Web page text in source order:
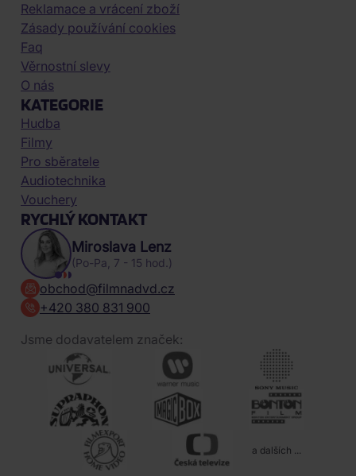
Reklamace a vrácení zboží
Zásady používání cookies
Faq
Věrnostní slevy
O nás
KATEGORIE
Hudba
Filmy
Pro sběratele
Audiotechnika
Vouchery
RYCHLÝ KONTAKT
Miroslava Lenz
(Po-Pa, 7 - 15 hod.)
obchod@filmnadvd.cz
+420 380 831 900
Jsme dodavatelem značek:
a dalších ...